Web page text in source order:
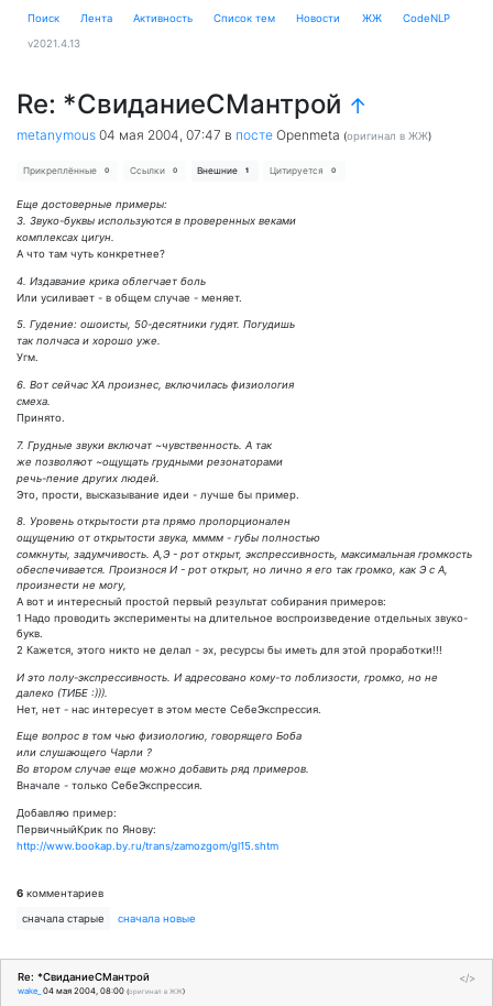
Поиск Лента Активность Cписок тем Новости ЖЖ CodeNLP
v2021.4.13
Re: *СвиданиеСМантрой ↑
metanymous 04 мая 2004, 07:47 в посте Openmeta (оригинал в ЖЖ)
Прикреплённые 0 Ссылки 0 Внешние 1 Цитируется 0
Еще достоверные примеры:
3. Звуко-буквы используются в проверенных веками
комплексах цигун.
А что там чуть конкретнее?
4. Издавание крика облегчает боль
Или усиливает - в общем случае - меняет.
5. Гудение: ошоисты, 50-десятники гудят. Погудишь
так полчаса и хорошо уже.
Угм.
6. Вот сейчас ХА произнес, включилась физиология
смеха.
Принято.
7. Грудные звуки включат ~чувственность. А так
же позволяют ~ощущать грудными резонаторами
речь-пение других людей.
Это, прости, высказывание идеи - лучше бы пример.
8. Уровень открытости рта прямо пропорционален
ощущению от открытости звука, мммм - губы полностью
сомкнуты, задумчивость. А,Э - рот открыт, экспрессивность, максимальная громкость
обеспечивается. Произнося И - рот открыт, но лично я его так громко, как Э с А,
произнести не могу,
А вот и интересный простой первый результат собирания примеров:
1 Надо проводить эксперименты на длительное воспроизведение отдельных звуко-
букв.
2 Кажется, этого никто не делал - эх, ресурсы бы иметь для этой проработки!!!
И это полу-экспрессивность. И адресовано кому-то поблизости, громко, но не
далеко (ТИБЕ :))).
Нет, нет - нас интересует в этом месте СебеЭкспрессия.
Еще вопрос в том чью физиологию, говорящего Боба
или слушающего Чарли ?
Во втором случае еще можно добавить ряд примеров.
Вначале - только СебеЭкспрессия.
Добавляю пример:
ПервичныйКрик по Янову:
http://www.bookap.by.ru/trans/zamozgom/gl15.shtm
6 комментариев
сначала старые сначала новые
</>
Re: *СвиданиеСМантрой
wake_ 04 мая 2004, 08:00 (оригинал в ЖЖ)